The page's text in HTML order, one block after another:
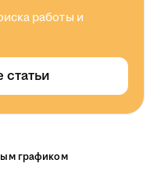
работы и
статьи
графиком